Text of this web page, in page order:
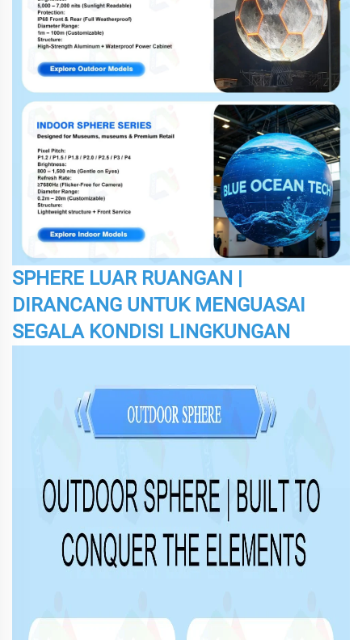
SPHERE LUAR RUANGAN |
DIRANCANG UNTUK MENGUASAI
SEGALA KONDISI LINGKUNGAN